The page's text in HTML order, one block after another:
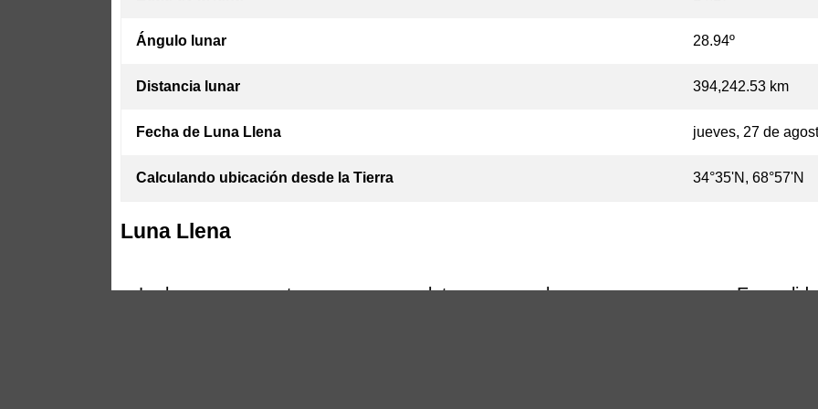
Ángulo lunar 28.94º
Distancia lunar 394,242.53 km
Fecha de Luna Llena jueves, 27 de
Calculando ubicación desde la Tierra 34°35'N, 68°57'N
Luna Llena
La luna nos muestra su cara completa una vez al mes… o eso parece. En